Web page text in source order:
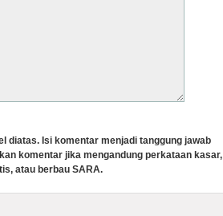
diatas. Isi komentar menjadi tanggung jawab
komentar jika mengandung perkataan kasar,
atau berbau SARA.